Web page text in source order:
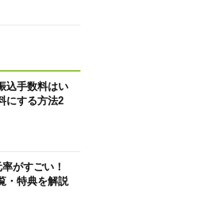
込手数料はい
にする方法2
がすごい！
・特典を解説